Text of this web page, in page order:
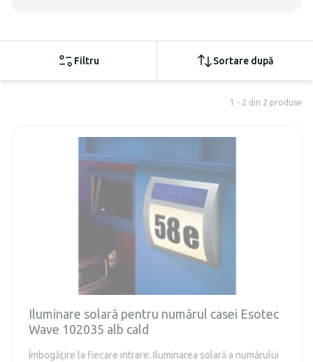
Filtru Sortare după
1 - 2 din 2 produse
Iluminare solară pentru numărul casei Esotec
Wave 102035 alb cald
Îmbogățire la fiecare intrare. Iluminarea solară a numărului